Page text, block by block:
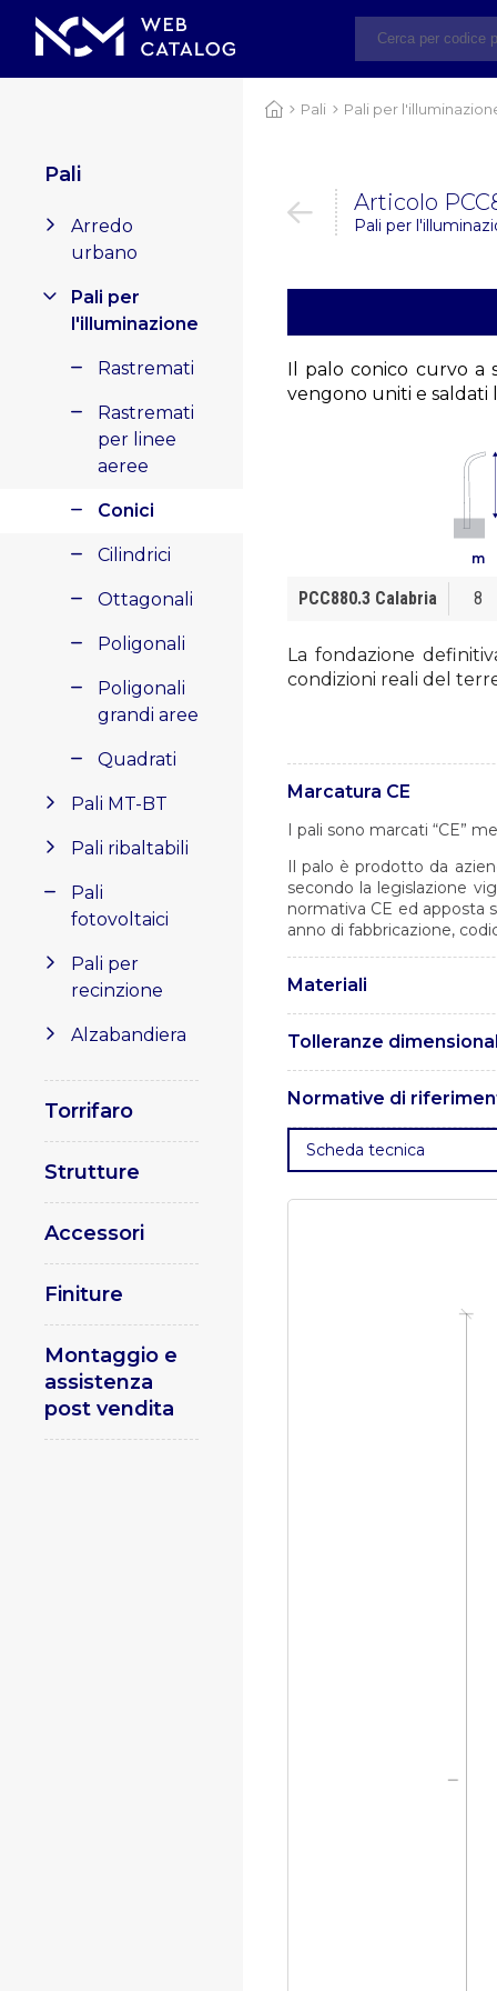
Pali
Arredo
urbano
Pali per
l'illuminazione
Rastremati
Rastremati
per linee
aeree
Conici
Cilindrici
Ottagonali
Poligonali
Poligonali
grandi aree
Quadrati
Pali MT-BT
Pali ribaltabili
Pali
fotovoltaici
Pali per
recinzione
Alzabandiera
Torrifaro
Strutture
Accessori
Finiture
Montaggio e
assistenza
post vendita
Pali Pali per
Articolo
Pali per
Il palo conico curvo a
vengono uniti e
La fondazione
condizioni reali del
m
PCC880.3 Calabria 8
Marcatura CE
I pali sono marcati “CE”
Il palo è prodotto da
secondo la legislazione
normativa CE ed apposta
anno di fabbricazione,
Materiali
Tolleranze
Normative di
. UNI EN 1461 –
acciaio.. UNI EN 10025 –
Specifica e qualificazione
procedura di saldatura.
Scheda tecnica